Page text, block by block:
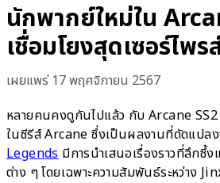
นักพากย์ใหม่ใน
เชื่อมโยงสุดเซอร์ไพ
of Legends
เผยแพร่ 17 พฤศจิกายน 2567
หลายคนคงดูกันไปแล้ว กับ Arcane
ในซีรีส์ Arcane ซึ่งเป็นผลงานที่ดัดแปล
Legendsมีการนำเสนอเรื่องราวที่ลึกซึ้ง
ต่าง ๆ โดยเฉพาะความสัมพันธ์ระหว่าง